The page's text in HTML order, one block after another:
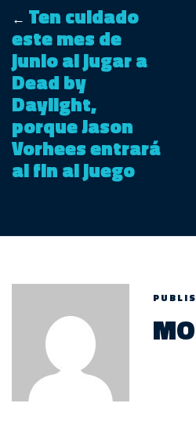
← Ten cuidado
este mes de
junio al jugar a
Dead by
Daylight,
porque Jason
Vorhees entrará
al fin al juego